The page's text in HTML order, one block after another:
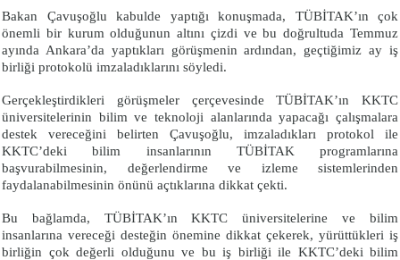
Bakan Çavuşoğlu kabulde yaptığı konuşmada, TÜBİTAK’ın çok
önemli bir kurum olduğunun altını çizdi ve bu doğrultuda Temmuz
ayında Ankara’da yaptıkları görüşmenin ardından, geçtiğimiz ay iş
birliği protokolü imzaladıklarını söyledi.
Gerçekleştirdikleri görüşmeler çerçevesinde TÜBİTAK’ın KKTC
üniversitelerinin bilim ve teknoloji alanlarında yapacağı çalışmalara
destek vereceğini belirten Çavuşoğlu, imzaladıkları protokol ile
KKTC’deki bilim insanlarının TÜBİTAK programlarına
başvurabilmesinin, değerlendirme ve izleme sistemlerinden
faydalanabilmesinin önünü açtıklarına dikkat çekti.
Bu bağlamda, TÜBİTAK’ın KKTC üniversitelerine ve bilim
insanlarına vereceği desteğin önemine dikkat çekerek, yürüttükleri iş
birliğin çok değerli olduğunu ve bu iş birliği ile KKTC’deki bilim